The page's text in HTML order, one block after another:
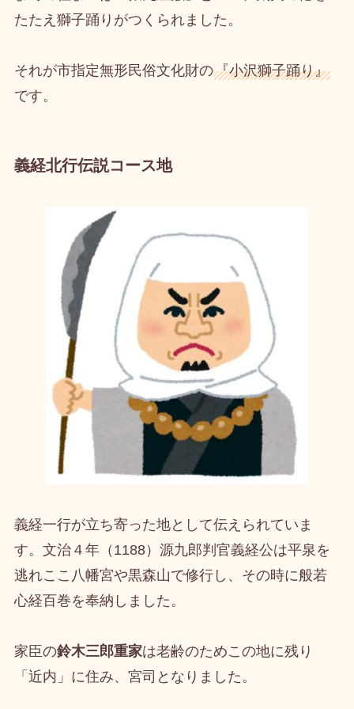
たたえ獅子踊りがつくられました。
それが市指定無形民俗文化財の『小沢獅子踊り』
です。
義経北行伝説コース地
義経一行が立ち寄った地として伝えられていま
す。文治４年（1188）源九郎判官義経公は平泉を
逃れここ八幡宮や黒森山で修行し、その時に般若
心経百巻を奉納しました。
家臣の鈴木三郎重家は老齢のためこの地に残り
「近内」に住み、宮司となりました。